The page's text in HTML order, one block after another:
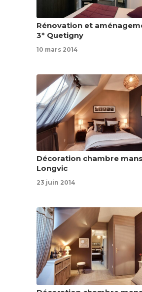
Rénovation et
3* Quetigny
10 mars 2014
Décoration chambre
Longvic
23 juin 2014